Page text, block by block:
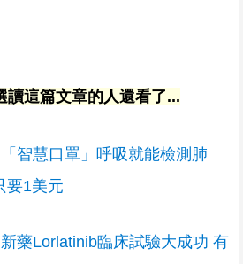
讀這篇文章的人還看了...
智慧口罩」呼吸就能檢測肺
要1美元
藥Lorlatinib臨床試驗大成功 有